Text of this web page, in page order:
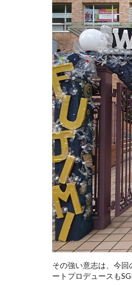
その強い意志は、今
ートプロデュースも